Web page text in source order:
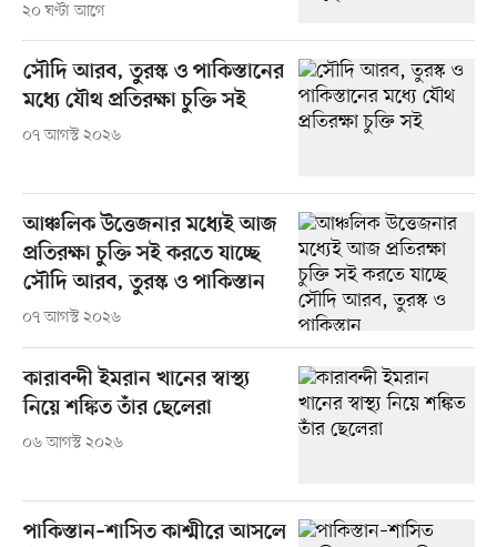
২০ ঘণ্টা আগে
সৌদি আরব, তুরস্ক ও পাকিস্তানের
মধ্যে যৌথ প্রতিরক্ষা চুক্তি সই
০৭ আগস্ট ২০২৬
আঞ্চলিক উত্তেজনার মধ্যেই আজ
প্রতিরক্ষা চুক্তি সই করতে যাচ্ছে
সৌদি আরব, তুরস্ক ও পাকিস্তান
০৭ আগস্ট ২০২৬
কারাবন্দী ইমরান খানের স্বাস্থ্য
নিয়ে শঙ্কিত তাঁর ছেলেরা
০৬ আগস্ট ২০২৬
পাকিস্তান–শাসিত কাশ্মীরে আসলে